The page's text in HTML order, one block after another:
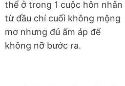
thể ở trong 1 cuộc hôn nhân
từ đầu chí cuối không mộng
mơ nhưng đủ ấm áp để
không nỡ bước ra.